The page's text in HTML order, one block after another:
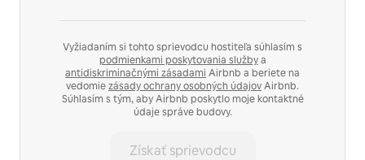
Vyžiadaním si tohto sprievodcu hostiteľa súhlasím s
podmienkami poskytovania službya
antidiskriminačnými zásadami Airbnb a beriete na
vedomiezásady ochrany osobných údajovAirbnb.
Súhlasím s tým, aby Airbnb poskytlo moje kontaktné
údaje správe budovy.
Získať sprievodcu